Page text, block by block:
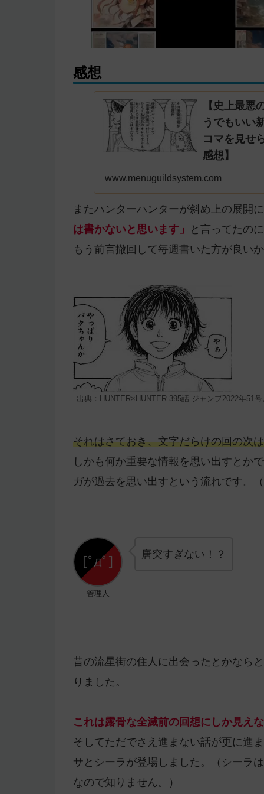
感想
【史上最悪
うでもいい
コマを見せ
感想】
www.menuguildsystem.com
またハンターハンターが斜め上の展開
は書かないと思います」
と言ってたの
もう前言撤回して毎週書いた方が良い
出典：HUNTER×HUNTER 395話 ジャンプ2022年51号
それはさておき、文字だらけの回の次
しかも何か重要な情報を思い出すとか
ガが過去を思い出すという流れです。
管理人
唐突すぎない！？
昔の流星街の住人に出会ったとかなら
りました。
これは露骨な全滅前の回想にしか見え
そしてただでさえ進まない話が更に進
サとシーラが登場しました。（シーラ
なので知りません。）